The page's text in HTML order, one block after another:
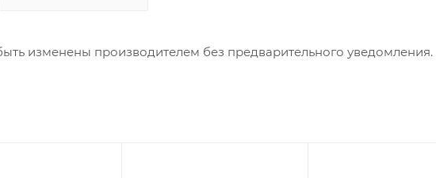
изменены производителем без предварительного уведомления.